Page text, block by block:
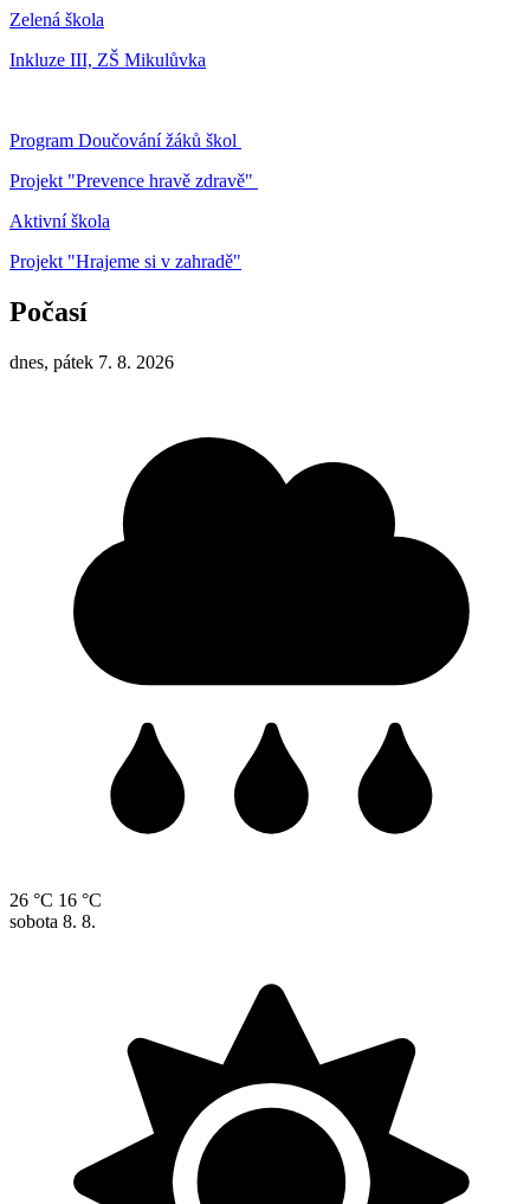
Zelená škola
Inkluze III, ZŠ Mikulůvka
Program Doučování žáků škol
Projekt "Prevence hravě zdravě"
Aktivní škola
Projekt "Hrajeme si v zahradě"
Počasí
dnes, pátek 7. 8. 2026
26 °C 16 °C
sobota 8. 8.